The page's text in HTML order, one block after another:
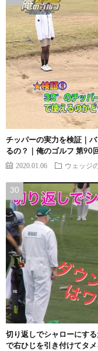
チッパーの実力を検証｜
るの？｜俺のゴルフ 第90
2020.01.06 ウェッジ
切り返しでシャローにす
で右ひじを引き付けてタ